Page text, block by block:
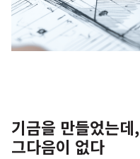
기금을 만들었는데,
그다음이 없다